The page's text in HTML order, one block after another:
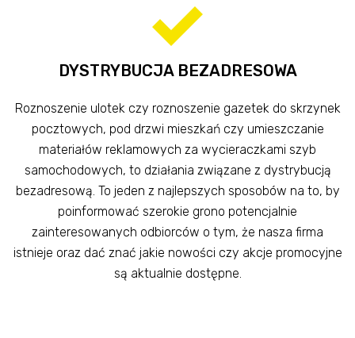
DYSTRYBUCJA BEZADRESOWA
Roznoszenie ulotek czy roznoszenie gazetek do skrzynek
pocztowych, pod drzwi mieszkań czy umieszczanie
materiałów reklamowych za wycieraczkami szyb
samochodowych, to działania związane z dystrybucją
bezadresową. To jeden z najlepszych sposobów na to, by
poinformować szerokie grono potencjalnie
zainteresowanych odbiorców o tym, że nasza firma
istnieje oraz dać znać jakie nowości czy akcje promocyjne
są aktualnie dostępne.